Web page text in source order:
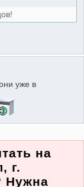
уже в
на
г.
Нужна